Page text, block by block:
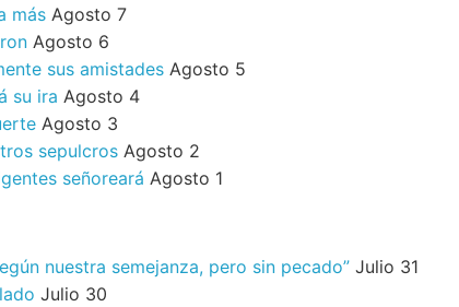
más Agosto 7
Agosto 6
sus amistades Agosto 5
su ira Agosto 4
Agosto 3
sepulcros Agosto 2
señoreará Agosto 1
nuestra semejanza, pero sin pecado” Julio 31
Julio 30